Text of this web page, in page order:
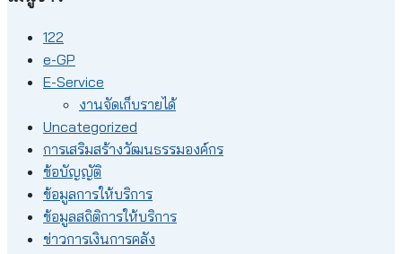
122
e-GP
E-Service
งานจัดเก็บรายได้
Uncategorized
การเสริมสร้างวัฒนธรรมองค์กร
ข้อบัญญัติ
ข้อมูลการให้บริการ
ข้อมูลสถิติการให้บริการ
ข่าวการเงินการคลัง